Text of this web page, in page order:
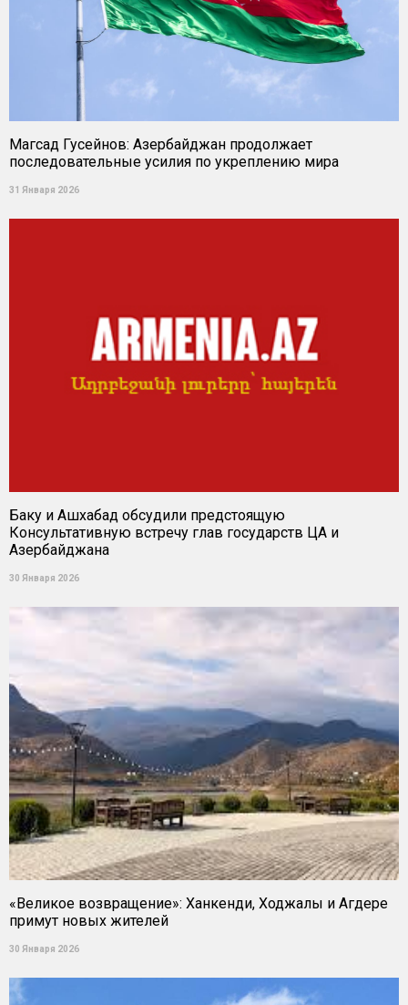
Магсад Гусейнов: Азербайджан продолжает
последовательные усилия по укреплению мира
31 Января 2026
Баку и Ашхабад обсудили предстоящую
Консультативную встречу глав государств ЦА и
Азербайджана
30 Января 2026
«Великое возвращение»: Ханкенди, Ходжалы и Агдере
примут новых жителей
30 Января 2026